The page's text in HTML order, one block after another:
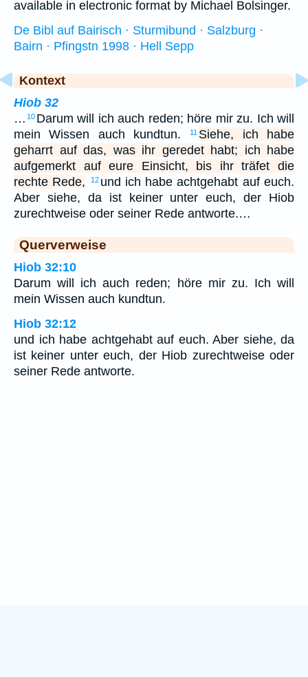
available in electronic format by Michael Bolsinger.
De Bibl auf Bairisch · Sturmibund · Salzburg ·
Bairn · Pfingstn 1998 · Hell Sepp
Kontext
Hiob 32
… 10 Darum will ich auch reden; höre mir zu. Ich will
mein Wissen auch kundtun.
11 Siehe, ich habe
geharrt auf das, was ihr geredet habt; ich habe
aufgemerkt auf eure Einsicht, bis ihr träfet die
rechte Rede,
12 und ich habe achtgehabt auf euch.
Aber siehe, da ist keiner unter euch, der Hiob
zurechtweise oder seiner Rede antworte.…
Querverweise
Hiob 32:10
Darum will ich auch reden; höre mir zu. Ich will
mein Wissen auch kundtun.
Hiob 32:12
und ich habe achtgehabt auf euch. Aber siehe, da
ist keiner unter euch, der Hiob zurechtweise oder
seiner Rede antworte.